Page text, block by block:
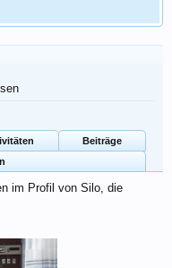
Beiträge
im Profil von Silo, die